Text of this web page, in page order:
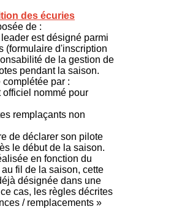
des écuries
de :
est désigné parmi
(formulaire d'inscription
de la gestion de
pendant la saison.
par :
nommé pour
remplaçants non
de déclarer son pilote
le début de la saison.
en fonction du
fil de la saison, cette
désignée dans une
cas, les règles décrites
/ remplacements »